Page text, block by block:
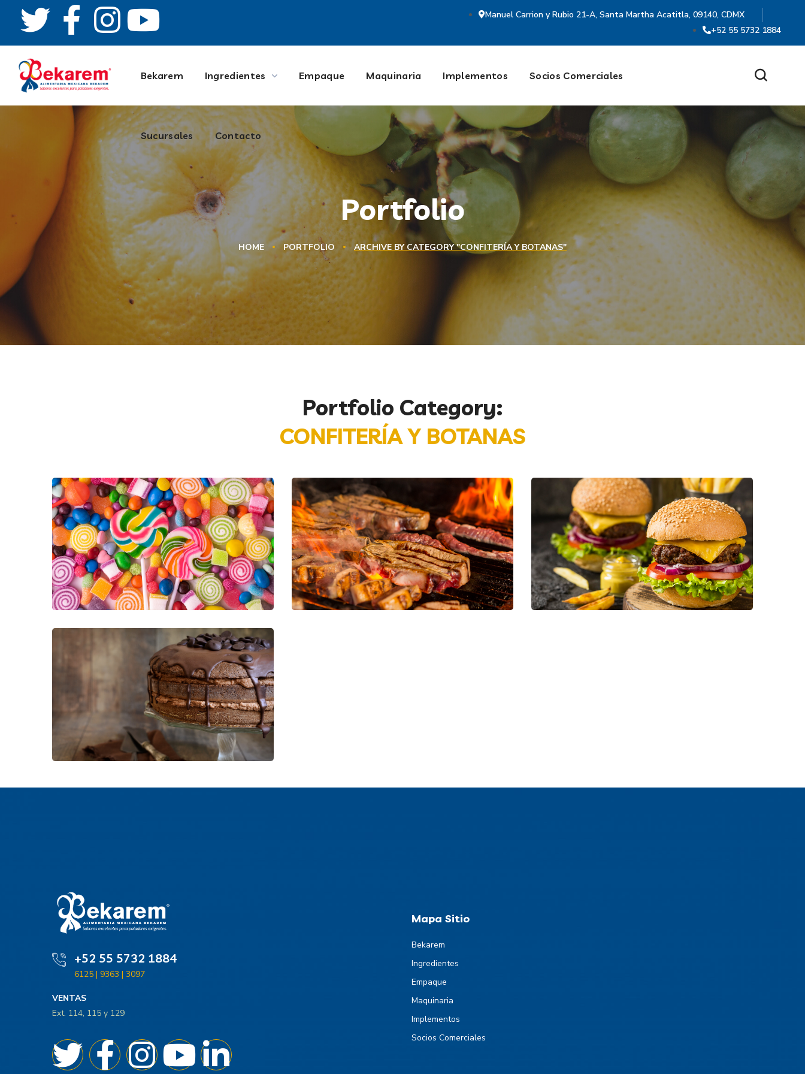
Manuel Carrion y Rubio 21-A, Santa Martha Acatitla, 09140, CDMX
+52 55 5732 1884
Bekarem Ingredientes Empaque Maquinaria Implementos Socios Comerciales
Sucursales Contacto
Portfolio
HOME PORTFOLIO ARCHIVE BY CATEGORY "CONFITERÍA Y BOTANAS"
Portfolio Category:
CONFITERÍA Y BOTANAS
Happy Family Cooking
CÁRNICOS CONFITERÍA Y BOTANAS
Delicious Ideas
CONFITERÍA Y BOTANAS LÁCTEOS
Enjoy Food
CONFITERÍA Y BOTANAS
PANIFICACIÓN
Family Products
CÁRNICOS CONFITERÍA Y BOTANAS
+52 55 5732 1884
6125 | 9363 | 3097
VENTAS
Ext. 114, 115 y 129
Mapa Sitio
Bekarem
Ingredientes
Empaque
Maquinaria
Implementos
Socios Comerciales